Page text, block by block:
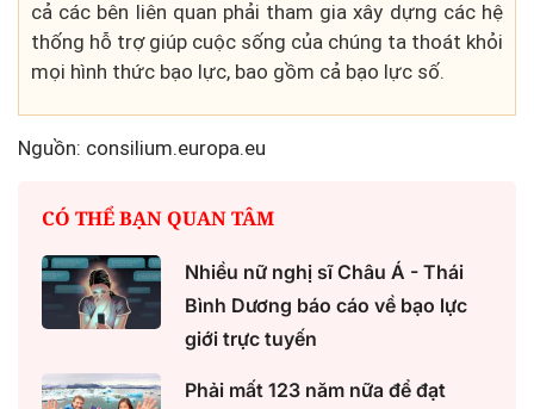
cả các bên liên quan phải tham gia xây dựng các hệ
thống hỗ trợ giúp cuộc sống của chúng ta thoát khỏi
mọi hình thức bạo lực, bao gồm cả bạo lực số.
Nguồn: consilium.europa.eu
CÓ THỂ BẠN QUAN TÂM
Nhiều nữ nghị sĩ Châu Á - Thái
Bình Dương báo cáo về bạo lực
giới trực tuyến
Phải mất 123 năm nữa để đạt